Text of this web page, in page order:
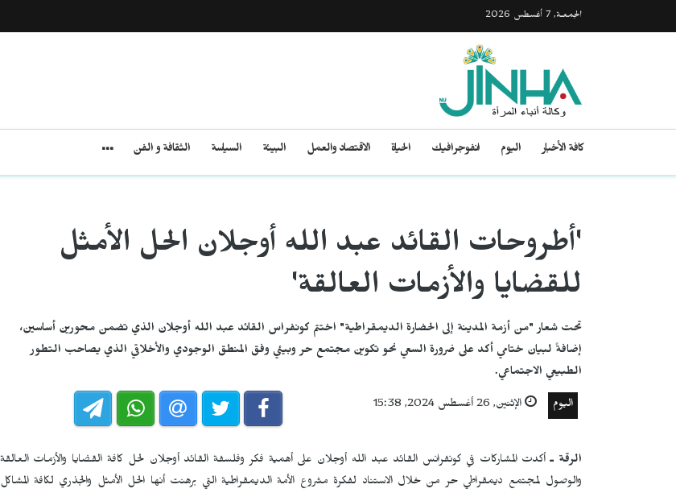
الجمعـة, 7 أغسطس 2026
كافة الأخبار اليوم انفوجرافيك الحياة الاقتصاد والعمل البيئة السياسة الثقافة و الفن
'أطروحات القائد عبد الله أوجلان الحل الأمثل
للقضايا والأزمات العالقة'
تحت شعار "من أزمة المدينة إلى الحضارة الديمقراطية" اختتم كونفراس القائد عبد الله أوجلان الذي تضمن محورين أساسين،
إضافةً لبيان ختامي أكد على ضرورة السعي نحو تكوين مجتمع حر وبيئي وفق المنطق الوجودي والأخلاقي الذي يصاحب التطور
الطبيعي الاجتماعي.
اليوم الإثنين, 26 أغسطس 2024, 15:38
الرقة ـأكدت المشاركات في كونفرانس القائد عبد الله أوجلان على أهمية فكر وفلسفة القائد أوجلان لحل كافة القضايا والأزمات العالقة
والوصول لمجتمع ديمقراطي حر من خلال الاستناد لفكرة مشروع الأمة الديمقراطية التي برهنت أنها الحل الأمثل والجذري لكافة المشاكل